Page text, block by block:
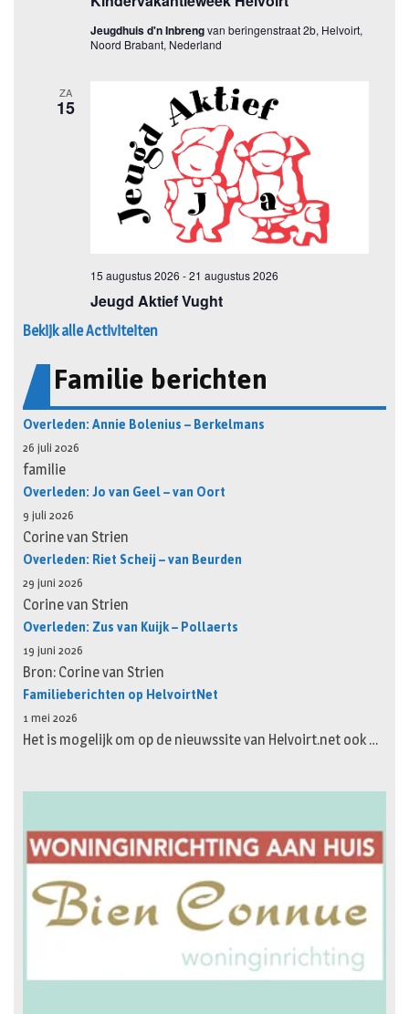
Bekijk alle Activiteiten
Familie berichten
Overleden: Annie Bolenius – Berkelmans
26 juli 2026
familie
Overleden: Jo van Geel – van Oort
9 juli 2026
Corine van Strien
Overleden: Riet Scheij – van Beurden
29 juni 2026
Corine van Strien
Overleden: Zus van Kuijk – Pollaerts
19 juni 2026
Bron: Corine van Strien
Familieberichten op HelvoirtNet
1 mei 2026
Het is mogelijk om op de nieuwssite van Helvoirt.net ook …